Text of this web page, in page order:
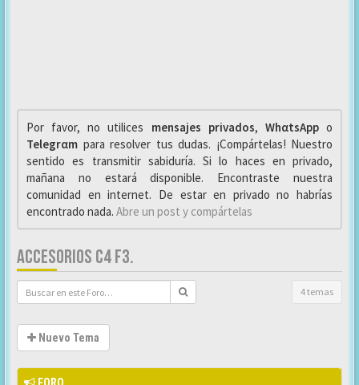
Por favor, no utilices mensajes privados, WhαtsAppo
Telegrαm para resolver tus dudas. ¡Compártelas! Nuestro
sentido es transmitir sabiduría. Si lo haces en privado,
mañana no estará disponible. Encontraste nuestra
comunidad en internet. De estar en privado no habrías
encontrado nada. Abre un post y compártelas
ACCESORIOS C4 F3.
4 temas
Nuevo Tema